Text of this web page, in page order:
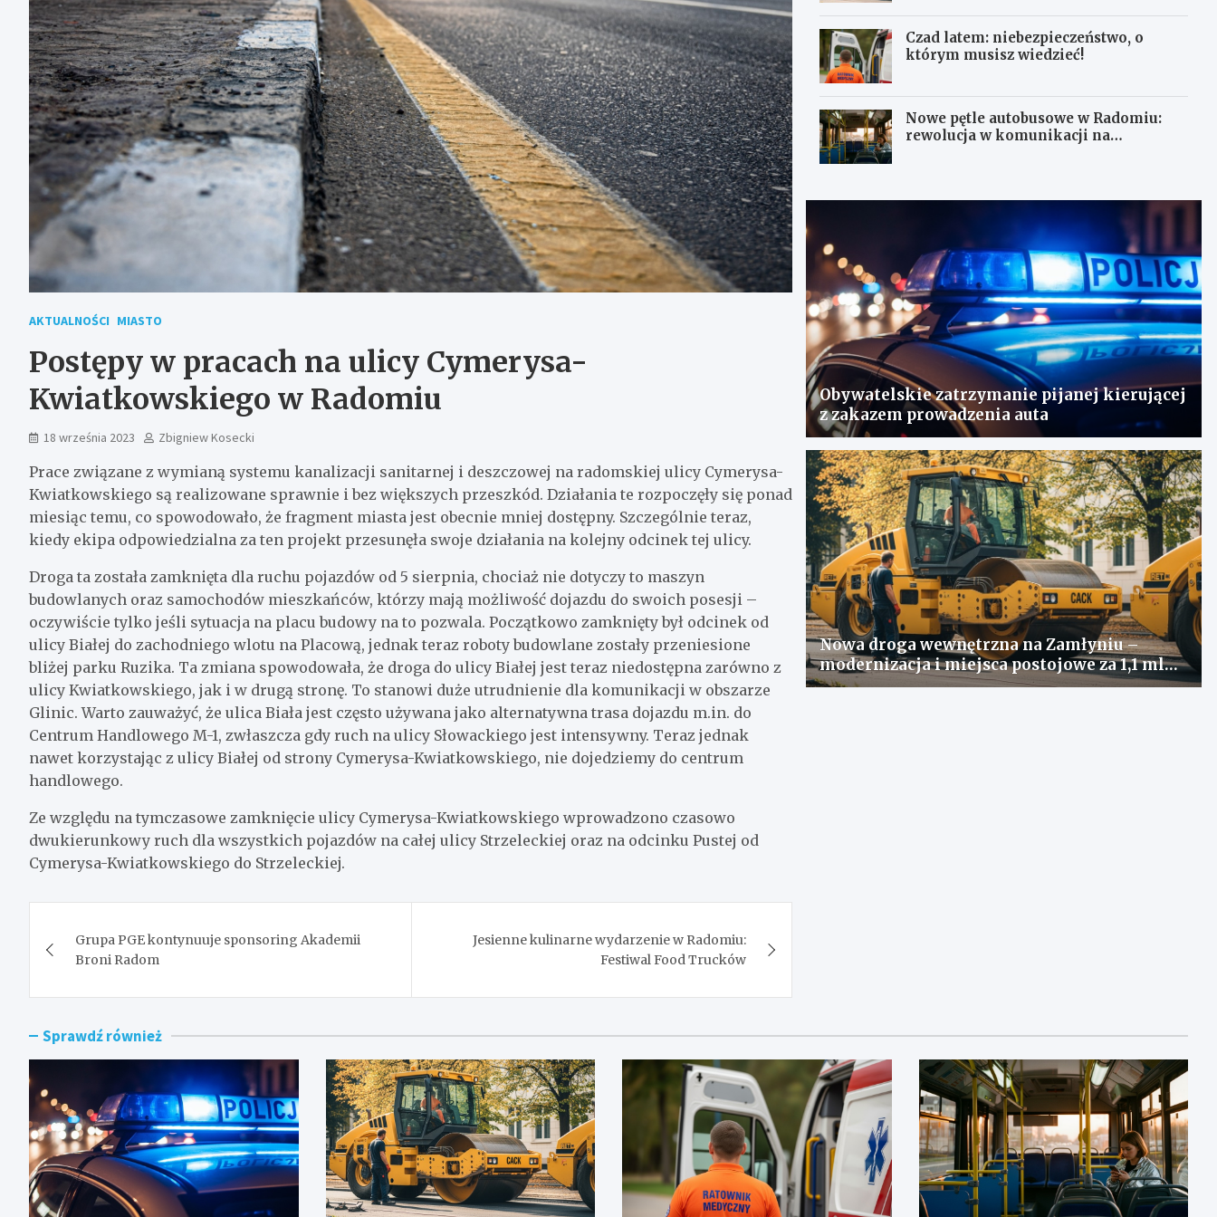
AKTUALNOŚCI MIASTO
Postępy w pracach na ulicy Cymerysa-
Kwiatkowskiego w Radomiu
18 września 2023 Zbigniew Kosecki
Prace związane z wymianą systemu kanalizacji sanitarnej i deszczowej na radomskiej ulicy Cymerysa-
Kwiatkowskiego są realizowane sprawnie i bez większych przeszkód. Działania te rozpoczęły się ponad
miesiąc temu, co spowodowało, że fragment miasta jest obecnie mniej dostępny. Szczególnie teraz,
kiedy ekipa odpowiedzialna za ten projekt przesunęła swoje działania na kolejny odcinek tej ulicy.
Droga ta została zamknięta dla ruchu pojazdów od 5 sierpnia, chociaż nie dotyczy to maszyn
budowlanych oraz samochodów mieszkańców, którzy mają możliwość dojazdu do swoich posesji –
oczywiście tylko jeśli sytuacja na placu budowy na to pozwala. Początkowo zamknięty był odcinek od
ulicy Białej do zachodniego wlotu na Placową, jednak teraz roboty budowlane zostały przeniesione
bliżej parku Ruzika. Ta zmiana spowodowała, że droga do ulicy Białej jest teraz niedostępna zarówno z
ulicy Kwiatkowskiego, jak i w drugą stronę. To stanowi duże utrudnienie dla komunikacji w obszarze
Glinic. Warto zauważyć, że ulica Biała jest często używana jako alternatywna trasa dojazdu m.in. do
Centrum Handlowego M-1, zwłaszcza gdy ruch na ulicy Słowackiego jest intensywny. Teraz jednak
nawet korzystając z ulicy Białej od strony Cymerysa-Kwiatkowskiego, nie dojedziemy do centrum
handlowego.
Ze względu na tymczasowe zamknięcie ulicy Cymerysa-Kwiatkowskiego wprowadzono czasowo
dwukierunkowy ruch dla wszystkich pojazdów na całej ulicy Strzeleckiej oraz na odcinku Pustej od
Cymerysa-Kwiatkowskiego do Strzeleckiej.
wpisu
Grupa PGE kontynuuje sponsoring Akademii
Broni Radom
Jesienne kulinarne wydarzenie w Radomiu:
Festiwal Food Trucków
Czad latem: niebezpieczeństwo, o
którym musisz wiedzieć!
Nowe pętle autobusowe w Radomiu:
rewolucja w komunikacji na
Obywatelskie zatrzymanie pijanej kierującej
z zakazem prowadzenia auta
Nowa droga wewnętrzna na Zamłyniu –
modernizacja i miejsca postojowe za 1,1 mln
zł
Sprawdź również